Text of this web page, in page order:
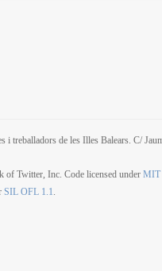
i treballadors de les Illes Balears. C/
of Twitter, Inc. Code licensed under MIT
SIL OFL 1.1.